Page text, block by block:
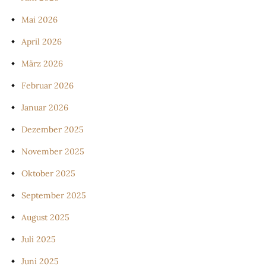
Mai 2026
April 2026
März 2026
Februar 2026
Januar 2026
Dezember 2025
November 2025
Oktober 2025
September 2025
August 2025
Juli 2025
Juni 2025